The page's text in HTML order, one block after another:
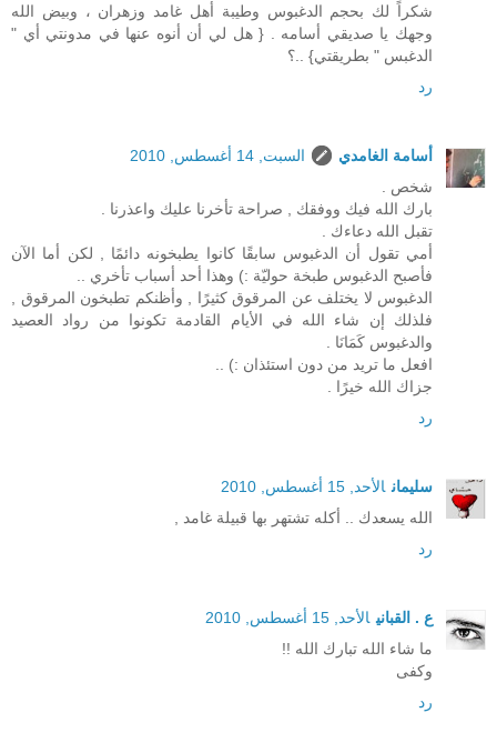
شكراً لك بحجم الدغبوس وطيبة أهل غامد وزهران ، وبيض الله
وجهك يا صديقي أسامه . { هل لي أن أنوه عنها في مدونتي أي "
الدغبس " بطريقتي} ..؟
رد
أسامة الغامدي
السبت, 14 أغسطس, 2010
شخص .
بارك الله فيك ووفقك , صراحة تأخرنا عليك واعذرنا .
تقبل الله دعاءك .
أمي تقول أن الدغبوس سابقًا كانوا يطبخونه دائمًا , لكن أما الآن
فأصبح الدغبوس طبخة حوليّة :) وهذا أحد أسباب تأخري ..
الدغبوس لا يختلف عن المرقوق كثيرًا , وأظنكم تطبخون المرقوق ,
فلذلك إن شاء الله في الأيام القادمة تكونوا من رواد العصيد
والدغبوس كَمَانَا .
افعل ما تريد من دون استئذان :) ..
جزاك الله خيرًا .
رد
سليمان الأحد, 15 أغسطس, 2010
الله يسعدك .. أكله تشتهر بها قبيلة غامد ,
رد
ع . القباني الأحد, 15 أغسطس, 2010
ما شاء الله تبارك الله !!
وكفى
رد